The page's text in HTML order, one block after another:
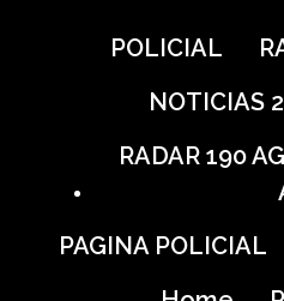
POLICIAL
NOTICIAS
RADAR 190
PAGINA POLICIAL